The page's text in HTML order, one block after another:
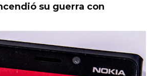
su guerra con